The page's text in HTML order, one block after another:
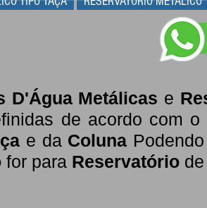
D'Água Metálicas e
de acordo com o
e da Coluna
for para Reservatório